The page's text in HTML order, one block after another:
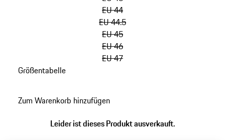
EU 44
EU 44.5
EU 45
EU 46
EU 47
Varianten
Größentabelle
Zum Warenkorb hinzufügen
Leider ist dieses Produkt ausverkauft.